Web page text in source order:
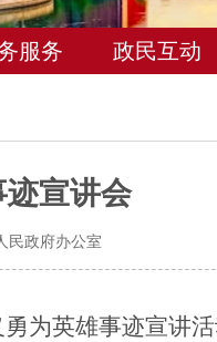
服务 政民互动
宣讲会
民政府办公室
为英雄事迹宣讲